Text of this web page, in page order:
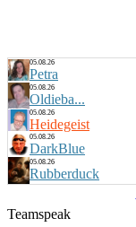
05.08.26
Petra
05.08.26
Oldieba...
05.08.26
Heidegeist
05.08.26
DarkBlue
05.08.26
Rubberduck
Teamspeak